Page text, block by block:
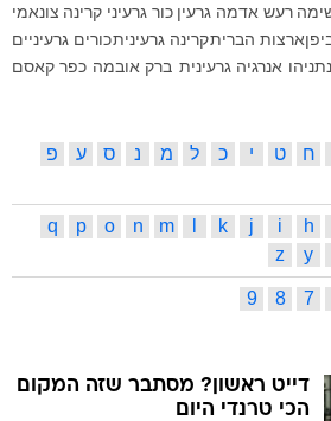
רעש אדמה גרעין כור גרעיני קרינה צונאמי
ארצות הבריתקרינה גרעיניתכורים גרעיניים
אנרגיה גרעינית ברק אובמה כפר קאסם
ח ט י כ ל מ נ ס ע
פ
h
i
j
k
m
n
o
p
q
y
z
7
8
9
דייט ראשון? מסתבר שזה המקום
הכי טרנדי היום